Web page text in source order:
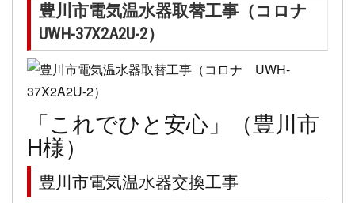
豊川市電気温水器取替工事（コロナ
UWH-37X2A2U-2）
「これでひと安心」（豊川市
H様）
豊川市電気温水器交換工事